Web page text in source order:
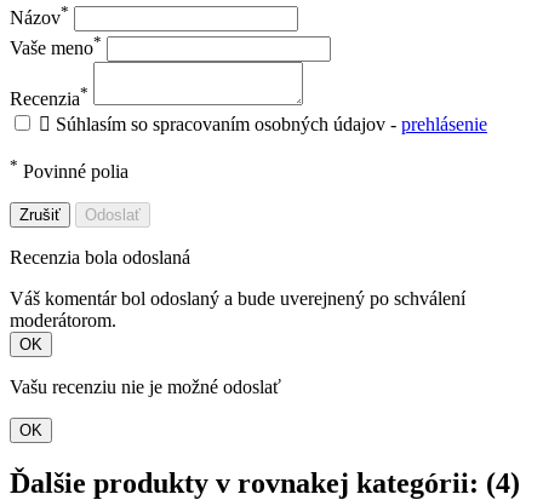
Názov*
Vaše meno*
Recenzia*
 Súhlasím so spracovaním osobných údajov - prehlásenie
* Povinné polia
Zrušiť Odoslať
Recenzia bola odoslaná
Váš komentár bol odoslaný a bude uverejnený po schválení
moderátorom.
OK
Vašu recenziu nie je možné odoslať
OK
Ďalšie produkty v rovnakej kategórii: (4)